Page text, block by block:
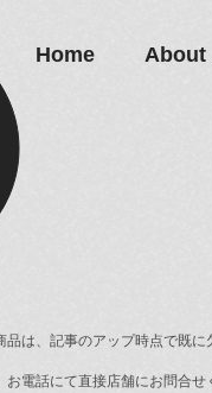
Home About
は、記事のアップ時点で既
電話にて直接店舗にお問合せ